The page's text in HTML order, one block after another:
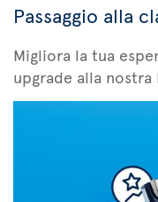
Passaggio alla
Migliora la tua
upgrade alla